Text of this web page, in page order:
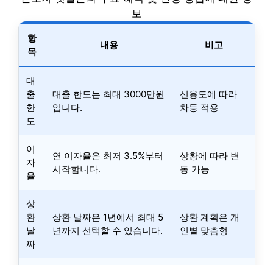
보
항
목
내용 비고
대
출
한
도
대출 한도는 최대 3000만원
입니다.
신용도에 따라
차등 적용
이
자
율
연 이자율은 최저 3.5%부터
시작합니다.
상황에 따라 변
동 가능
상
환
날
짜
상환 날짜은 1년에서 최대 5
년까지 선택할 수 있습니다.
상환 계획은 개
인별 맞춤형